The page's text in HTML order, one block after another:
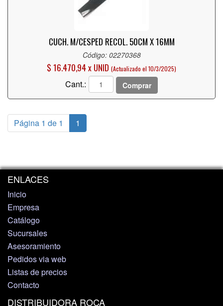
CUCH. M/CESPED RECOL. 50CM X 16MM
Código: 02270368
$ 16.470,94 x UNID (Actualizado el 10/3/2025)
Cant.: Comprar
Página 1 de 1 1
ENLACES
Inicio
Empresa
Catálogo
Sucursales
Asesoramiento
Pedidos via web
Listas de precios
Contacto
DISTRIBUIDORA ROCA